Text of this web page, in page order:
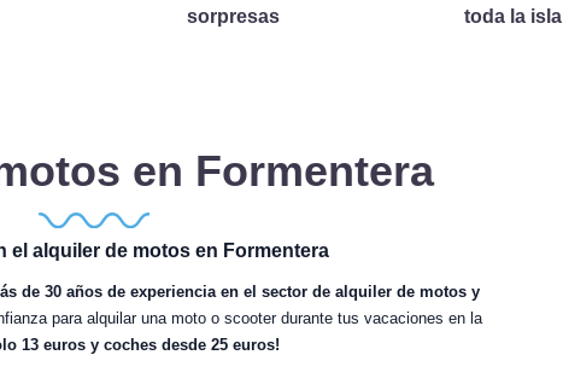
sorpresas
toda la isla
en Formentera
el alquiler de motos en Formentera
de 30 años de experiencia en el sector de alquiler de motos y
para alquilar una moto o scooter durante tus vacaciones en la
13 euros y coches desde 25 euros!